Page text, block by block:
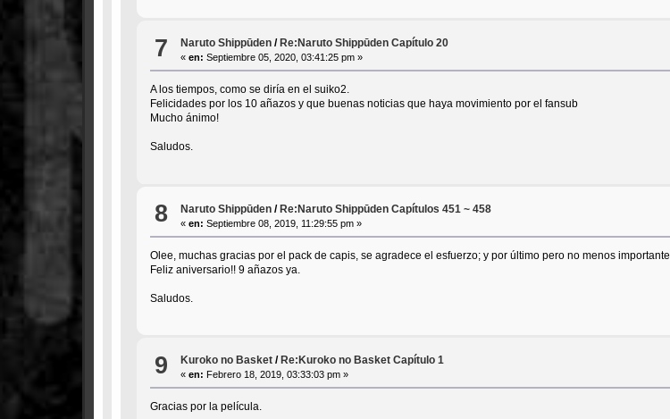
7 Naruto Shippūden / Re:Naruto Shippūden Capítulo 20
«en: Septiembre 05, 2020, 03:41:25 pm »
A los tiempos, como se diría en el suiko2.
Felicidades por los 10 añazos y que buenas noticias que haya movimiento por el fansub
Mucho ánimo!
Saludos.
8 Naruto Shippūden /Re:Naruto Shippūden Capítulos 451 ~ 458
«en: Septiembre 08, 2019, 11:29:55 pm »
Olee, muchas gracias por el pack de capis, se agradece el esfuerzo; y por último pero no menos importante,
Feliz aniversario!! 9 añazos ya.
Saludos.
9 Kuroko no Basket / Re:Kuroko no Basket Capítulo 1
«en: Febrero 18, 2019, 03:33:03 pm »
Gracias por la película.